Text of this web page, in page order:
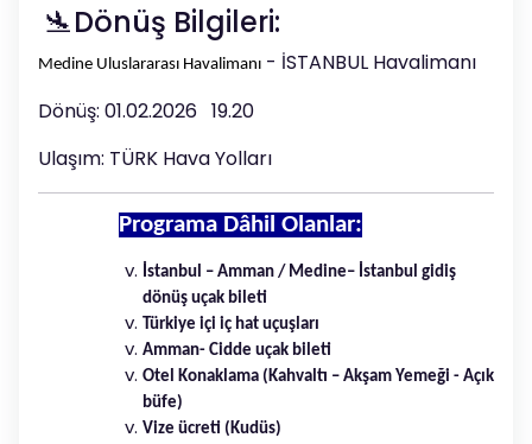
🛬Dönüş Bilgileri:
Medine Uluslararası Havalimanı - İSTANBUL Havalimanı
Dönüş: 01.02.2026 19.20
Ulaşım: TÜRK Hava Yolları
Programa Dâhil Olanlar:
İstanbul – Amman / Medine– İstanbul gidiş
dönüş uçak bileti
Türkiye içi iç hat uçuşları
Amman- Cidde uçak bileti
Otel Konaklama (Kahvaltı – Akşam Yemeği - Açık
büfe)
Vize ücreti (Kudüs)